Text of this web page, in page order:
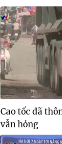
Cao tốc đã
vẫn hỏng